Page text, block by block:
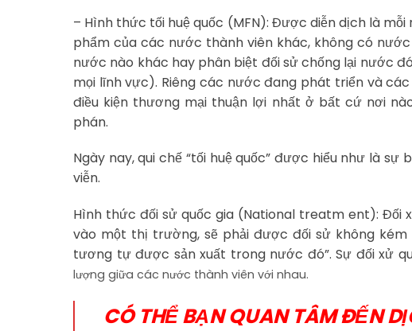
– Hình thức tối huệ quốc (MFN): Được diễn dịch là
phẩm của các nước thành viên khác, không có
nước nào khác hay phân biệt đối sử chống lại nước
mọi lĩnh vực). Riêng các nước đang phát triển và
điều kiện thương mại thuận lợi nhất ở bất cứ nơi
phán.
Ngày nay, qui chế “tối huệ quốc” được hiểu như là
viễn.
Hình thức đối sử quốc gia (National treatm ent): Đối
vào một thị trường, sẽ phải được đối sử không kém
tương tự được sản xuất trong nước đó”. Sự đối xử
lượng giữa các nước thành viên với nhau.
CÓ THỂ BẠN QUAN TÂM ĐẾN